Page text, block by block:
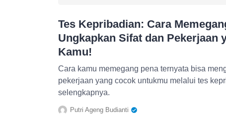
Tes Kepribadian: Cara
Ungkapkan Sifat dan Pekerjaan
Kamu!
Cara kamu memegang pena ternyata bisa
pekerjaan yang cocok untukmu melalui tes
selengkapnya.
Putri Ageng Budianti